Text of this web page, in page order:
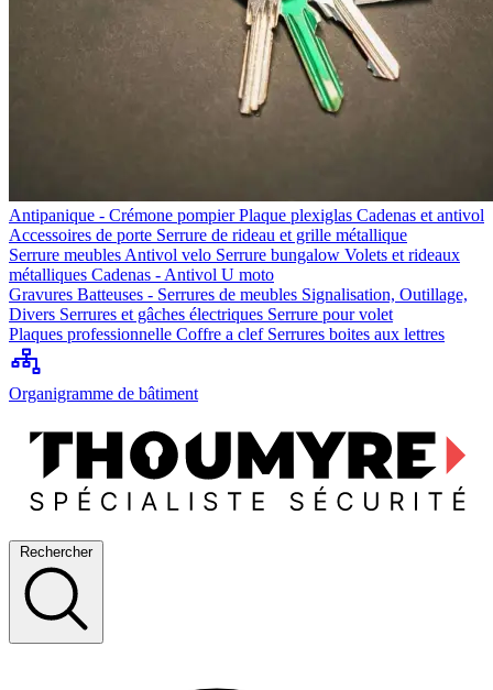
Antipanique - Crémone pompierPlaque plexiglas Cadenas et antivol
Accessoires de porte Serrure de rideau et grille métallique
Serrure meubles Antivol velo Serrure bungalow Volets et rideaux
métalliques Cadenas - Antivol U moto
Gravures Batteuses - Serrures de meubles Signalisation, Outillage,
Divers Serrures et gâches électriques Serrure pour volet
Plaques professionnelle Coffre a clef Serrures boites aux lettres
Organigramme de bâtiment
Rechercher